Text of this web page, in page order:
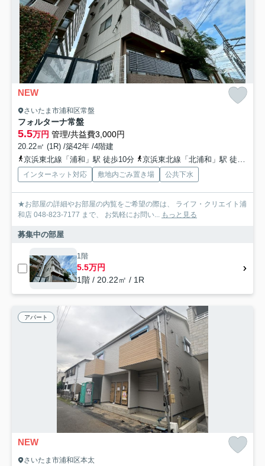
NEW
さいたま市浦和区常盤
フォルターナ常盤
5.5万円 管理/共益費3,000円
20.22㎡ (1R) /築42年 /4階建
京浜東北線「浦和」駅 徒歩10分
京浜東北線「北浦和」駅 徒歩16分
インターネット対応 敷地内ごみ置き場 公共下水
★お部屋の詳細やお部屋の内覧をご希望の際は、 ライフ・クリエイト浦
和店 048-823-7177 まで、 お気軽にお問い... もっと見る
募集中の部屋
1階
5.5万円
1階 / 20.22㎡ / 1R
アパート
NEW
さいたま市浦和区本太